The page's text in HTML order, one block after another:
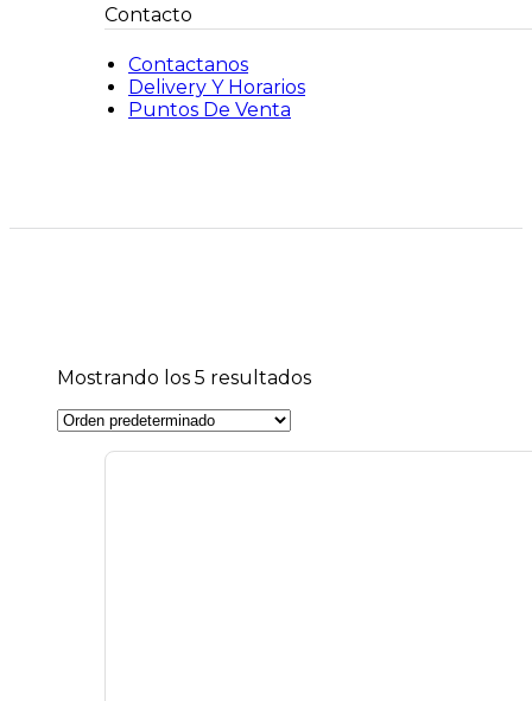
Contacto
Contactanos
Delivery Y Horarios
Puntos De Venta
Mostrando los 5 resultados